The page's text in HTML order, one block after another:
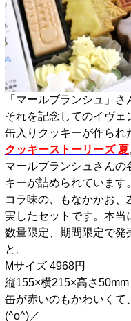
「マールブランシュ」
それを記念してのイヴェ
缶入りクッキーが作られ
クッキーストーリーズ 夏
マールブランシュさんの
キーが詰められています
コラ味の、もなかかお
実したセットです。本
数量限定、期間限定で発
と。
Mサイズ 4968円
縦155×横215×高さ50mm
缶が赤いのもかわいくて
(^o^)／